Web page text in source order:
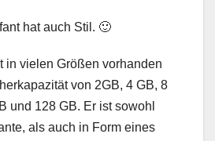
hat auch Stil. 🙂
in vielen Größen vorhanden
von 2GB, 4 GB, 8
und 128 GB. Er ist sowohl
als auch in Form eines